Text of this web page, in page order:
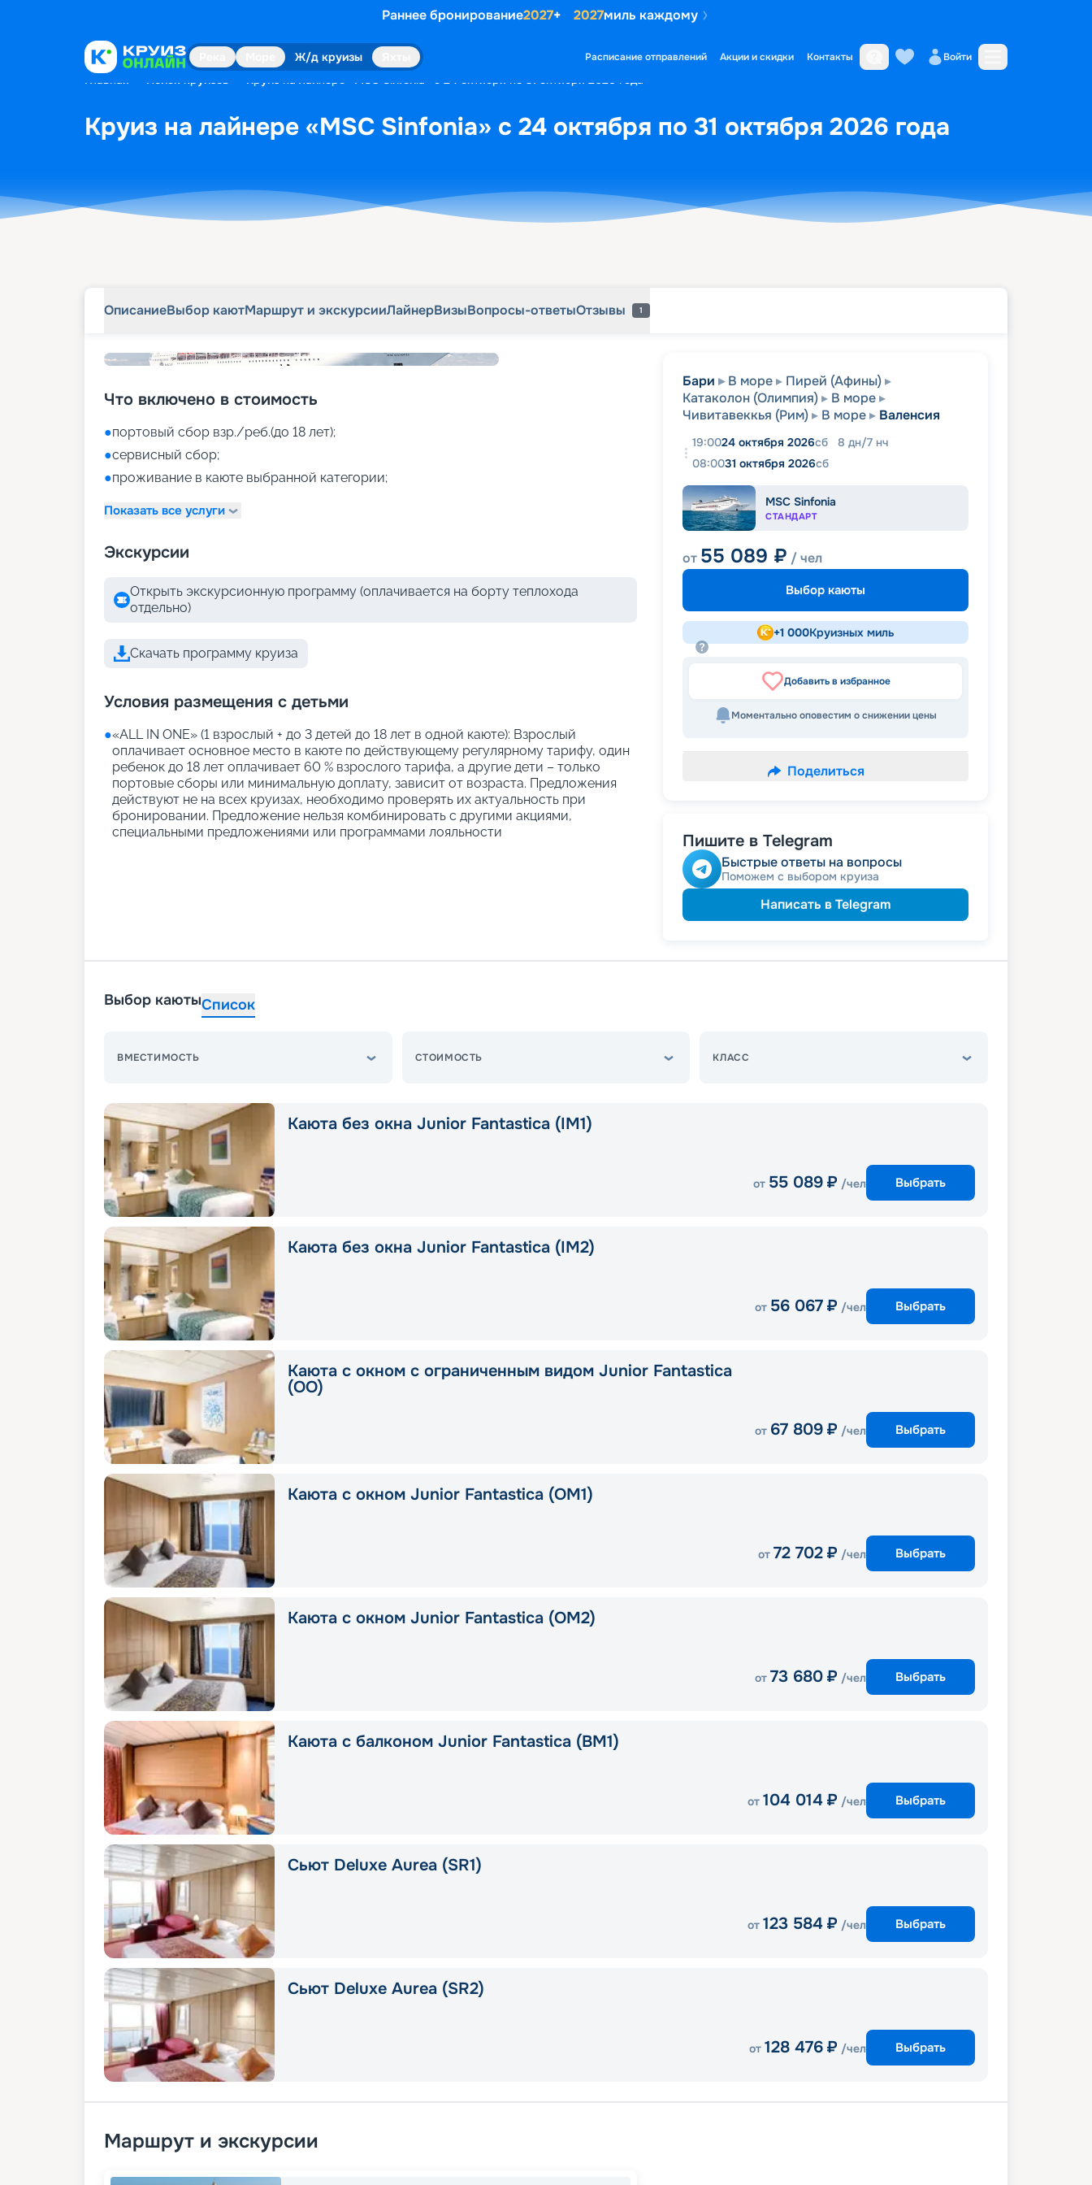
Раннее бронирование2027+ 2027миль каждому
Ж/д круизы Расписание отправлений Акции и скидки Контакты Войти
Главная Поиск круизов Круиз на лайнере «MSC Sinfonia» с 24 октября по 31 октября 2026 года
Круиз на лайнере «MSC Sinfonia» с 24 октября по 31 октября 2026 года
ОписаниеВыбор каютМаршрут и экскурсииЛайнерВизыВопросы-ответыОтзывы 1
Что включено в стоимость
●портовый сбор взр./реб.(до 18 лет);
●сервисный сбор;
●проживание в каюте выбранной категории;
Показать все услуги
Экскурсии
Открыть экскурсионную программу (оплачивается на борту теплохода
отдельно)
Скачать программу круиза
Условия размещения с детьми
●«АLL IN ONE» (1 взрослый + до 3 детей до 18 лет в одной каюте): Взрослый
оплачивает основное место в каюте по действующему регулярному тарифу, один
ребенок до 18 лет оплачивает 60 % взрослого тарифа, а другие дети – только
портовые сборы или минимальную доплату, зависит от возраста. Предложения
действуют не на всех круизах, необходимо проверять их актуальность при
бронировании. Предложение нельзя комбинировать с другими акциями,
специальными предложениями или программами лояльности
Бари В море
Пирей (Афины)
Катаколон (Олимпия)
В море
Чивитавеккья (Рим)
В море Валенсия
19:0024 октября 2026сб 8 дн/7 нч
08:0031 октября 2026сб
MSC Sinfonia
СТАНДАРТ
от 55 089 ₽ / чел
Выбор каюты
+1 000Круизных миль
Добавить в избранное
Моментально оповестим о снижении цены
Поделиться
Пишите в Telegram
Быстрые ответы на вопросы
Поможем с выбором круиза
Написать в Telegram
Выбор каютыСписок
ВМЕСТИМОСТЬ СТОИМОСТЬ КЛАСС
Каюта без окна Junior Fantastica (IM1)
от 55 089 ₽ /чел Выбрать
Каюта без окна Junior Fantastica (IM2)
от 56 067 ₽ /чел Выбрать
Каюта с окном с ограниченным видом Junior Fantastica
(OO)
от 67 809 ₽ /чел Выбрать
Каюта с окном Junior Fantastica (OM1)
от 72 702 ₽ /чел Выбрать
Каюта с окном Junior Fantastica (OM2)
от 73 680 ₽ /чел Выбрать
Каюта с балконом Junior Fantastica (BM1)
от 104 014 ₽ /чел Выбрать
Сьют Deluxe Aurea (SR1)
от 123 584 ₽ /чел Выбрать
Сьют Deluxe Aurea (SR2)
от 128 476 ₽ /чел Выбрать
Маршрут и экскурсии